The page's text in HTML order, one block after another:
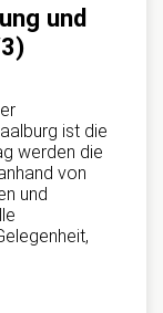
und
ist die
werden die
von
und